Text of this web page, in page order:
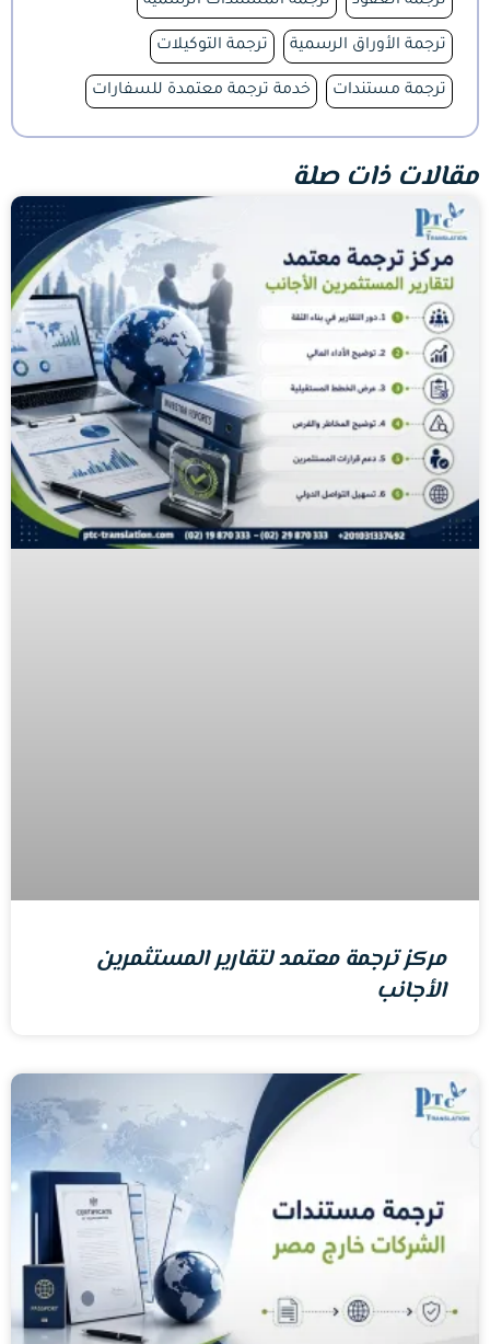
ترجمة الأوراق الرسمية ترجمة التوكيلات
ترجمة مستندات خدمة ترجمة معتمدة للسفارات
مقالات ذات صلة
مركز ترجمة معتمد لتقارير المستثمرين
الأجانب